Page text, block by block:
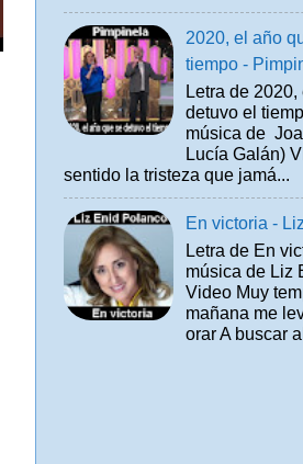
2020, el año
tiempo -
Letra de
detuvo el
música de
Lucía Galán)
sentido la tristeza que jamá...
En victoria -
Letra de En
música de Liz
Video Muy
mañana me
orar A buscar